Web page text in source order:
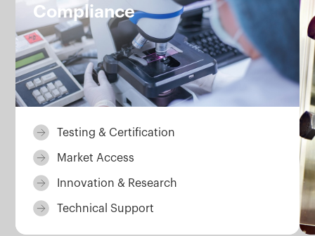
Compliance
Testing & Certification
Market Access
Innovation & Research
Technical Support